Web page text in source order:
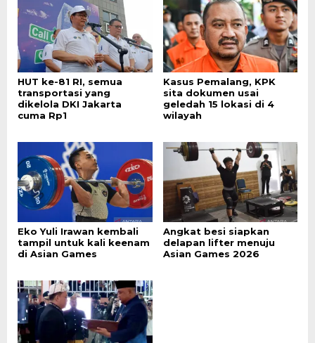
HUT ke-81 RI, semua
transportasi yang
dikelola DKI Jakarta
cuma Rp1
Kasus Pemalang, KPK
sita dokumen usai
geledah 15 lokasi di 4
wilayah
Eko Yuli Irawan kembali
tampil untuk kali keenam
di Asian Games
Angkat besi siapkan
delapan lifter menuju
Asian Games 2026